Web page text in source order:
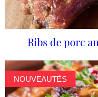
Ribs de porc
NOUVEAUTÉS